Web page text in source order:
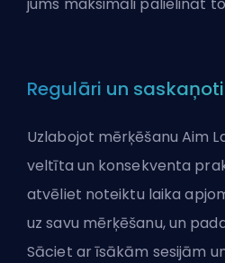
Regulāri un
Uzlabojot mērķēšanu Aim
veltīta un konsekventa
atvēliet noteiktu laika
uz savu mērķēšanu, un
Sāciet ar īsākām sesijām